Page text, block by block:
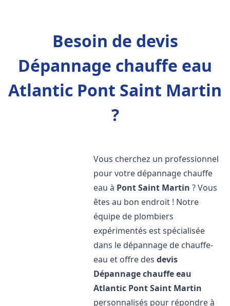
Besoin de devis
Dépannage chauffe eau
Atlantic Pont Saint Martin
?
Vous cherchez un professionnel
pour votre dépannage chauffe
eau à Pont Saint Martin ? Vous
êtes au bon endroit ! Notre
équipe de plombiers
expérimentés est spécialisée
dans le dépannage de chauffe-
eau et offre desdevis
Dépannage chauffe eau
Atlantic Pont Saint Martin
personnalisés pour répondre à